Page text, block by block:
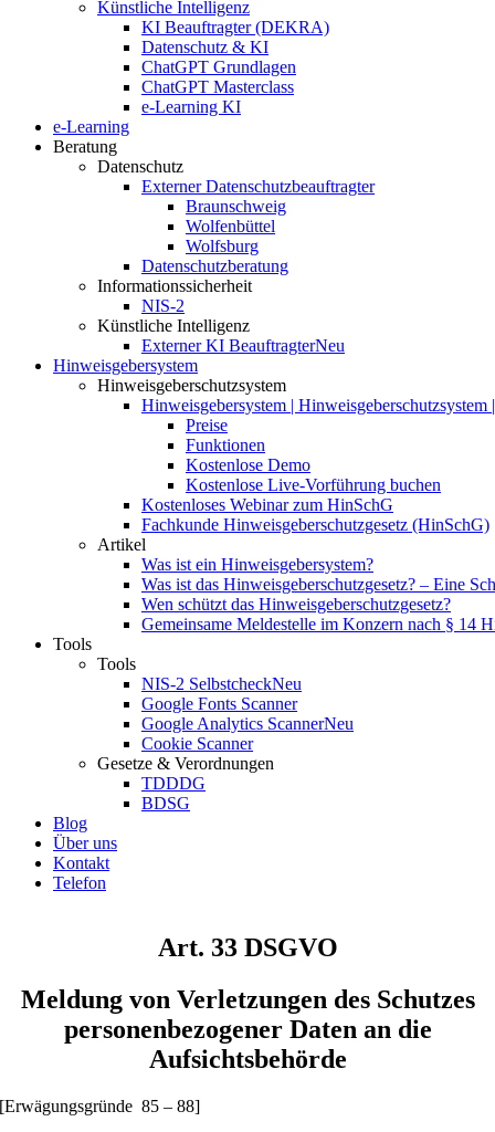
Künstliche Intelligenz
KI Beauftragter (DEKRA)
Datenschutz & KI
ChatGPT Grundlagen
ChatGPT Masterclass
e-Learning KI
e-Learning
Beratung
Datenschutz
Externer Datenschutzbeauftragter
Braunschweig
Wolfenbüttel
Wolfsburg
Datenschutzberatung
Informationssicherheit
NIS-2
Künstliche Intelligenz
Externer KI BeauftragterNeu
Hinweisgebersystem
Hinweisgeberschutzsystem
Hinweisgebersystem | Hinweisgeberschutzsystem
Preise
Funktionen
Kostenlose Demo
Kostenlose Live-Vorführung buchen
Kostenloses Webinar zum HinSchG
Fachkunde Hinweisgeberschutzgesetz (HinSchG)
Artikel
Was ist ein Hinweisgebersystem?
Was ist das Hinweisgeberschutzgesetz? – Eine
Wen schützt das Hinweisgeberschutzgesetz?
Gemeinsame Meldestelle im Konzern nach § 14
Tools
Tools
NIS-2 SelbstcheckNeu
Google Fonts Scanner
Google Analytics ScannerNeu
Cookie Scanner
Gesetze & Verordnungen
TDDDG
BDSG
Blog
Über uns
Kontakt
Telefon
Art. 33 DSGVO
Meldung von Verletzungen des Schutzes
personenbezogener Daten an die
Aufsichtsbehörde
[Erwägungsgründe 85 – 88]